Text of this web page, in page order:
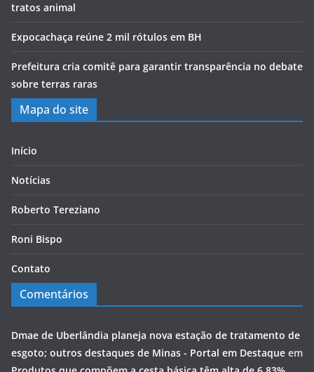
tratos animal
Expocachaça reúne 2 mil rótulos em BH
Prefeitura cria comitê para garantir transparência no debate
sobre terras raras
Mapa do site
Início
Notícias
Roberto Tereziano
Roni Bispo
Contato
Comentários
Dmae de Uberlândia planeja nova estação de tratamento de
esgoto; outros destaques de Minas - Portal em Destaque em